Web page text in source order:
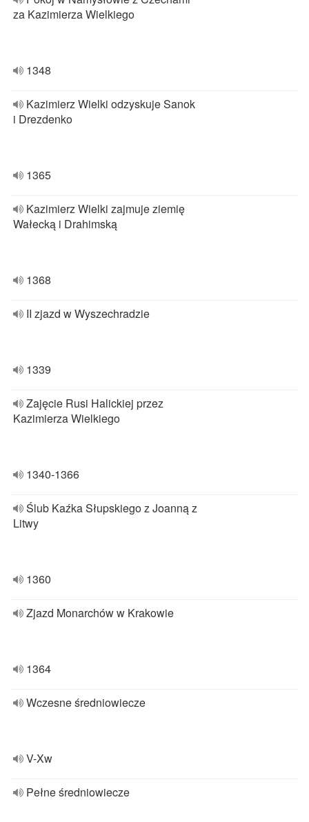
za Kazimierza Wielkiego
1348
Kazimierz Wielki odzyskuje Sanok
i Drezdenko
1365
Kazimierz Wielki zajmuje ziemię
Wałecką i Drahimską
1368
II zjazd w Wyszechradzie
1339
Zajęcie Rusi Halickiej przez
Kazimierza Wielkiego
1340-1366
Ślub Kaźka Słupskiego z Joanną z
Litwy
1360
Zjazd Monarchów w Krakowie
1364
Wczesne średniowiecze
V-Xw
Pełne średniowiecze